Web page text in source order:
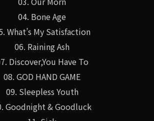
04. Bone Age
What’s My Satisfaction
06. Raining Ash
Discover,You Have To
08. GOD HAND GAME
09. Sleepless Youth
Goodnight & Goodluck